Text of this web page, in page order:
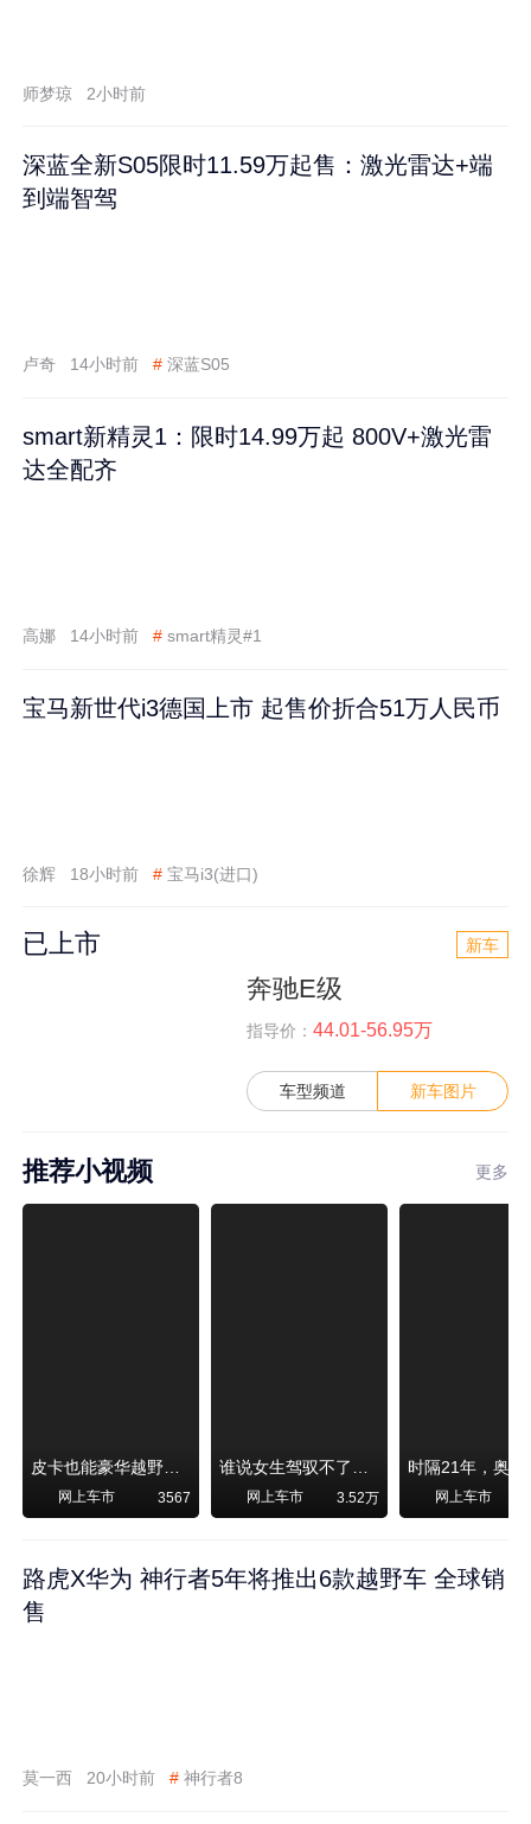
师梦琼 2小时前
深蓝全新S05限时11.59万起售：激光雷达+端
到端智驾
卢奇 14小时前 # 深蓝S05
smart新精灵1：限时14.99万起 800V+激光雷
达全配齐
高娜 14小时前 # smart精灵#1
宝马新世代i3德国上市 起售价折合51万人民币
徐辉 18小时前 # 宝马i3(进口)
已上市 新车
奔驰E级
指导价： 44.01-56.95万
车型频道 新车图片
推荐小视频 更多
皮卡也能豪华越野！纵横F700上市，限时卖29.99万起
网上车市 3567
谁说女生驾驭不了大SUV？看我开问界M6驰骋坝上草原！
网上车市 3.52万 网上车市
路虎X华为 神行者5年将推出6款越野车 全球销
售
莫一西 20小时前 # 神行者8